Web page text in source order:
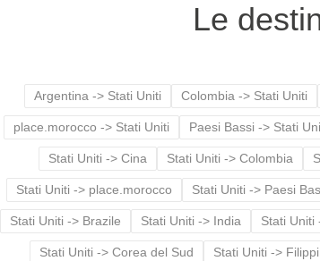
Le
Argentina -> Stati Uniti Colombia -> Stati Uniti
place.morocco -> Stati Uniti Paesi Bassi -> Stati
Stati Uniti -> Cina Stati Uniti -> Colombia
Stati Uniti -> place.morocco Stati Uniti -> Paesi
Stati Uniti -> Brazile Stati Uniti -> India Stati Uniti
Stati Uniti -> Corea del Sud Stati Uniti ->